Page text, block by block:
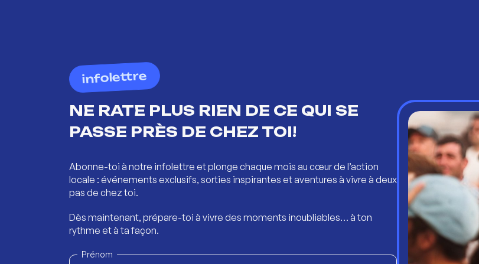
infolettre
NE RATE PLUS RIEN DE CE QUI SE
PASSE PRÈS DE CHEZ TOI!
Abonne-toi à notre infolettre et plonge chaque mois au cœur de l’action
locale : événements exclusifs, sorties inspirantes et aventures à vivre à deux
pas de chez toi.
Dès maintenant, prépare-toi à vivre des moments inoubliables… à ton
rythme et à ta façon.
Prénom